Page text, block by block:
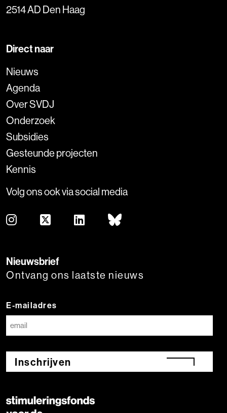
2514 AD Den Haag
Direct naar
Nieuws
Agenda
Over SVDJ
Onderzoek
Subsidies
Gesteunde projecten
Kennis
Volg ons ook via social media
Nieuwsbrief
Ontvang ons laatste nieuws
E-mailadres
Inschrijven